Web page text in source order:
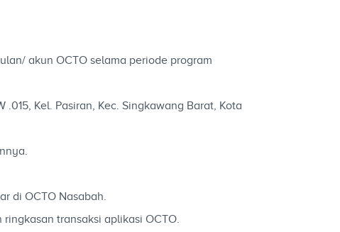
akun OCTO selama periode program
Kel. Pasiran, Kec. Singkawang Barat, Kota
di OCTO Nasabah.
transaksi aplikasi OCTO.